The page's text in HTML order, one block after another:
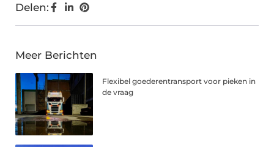
Delen:
Meer Berichten
Flexibel goederentransport voor pieken in
de vraag